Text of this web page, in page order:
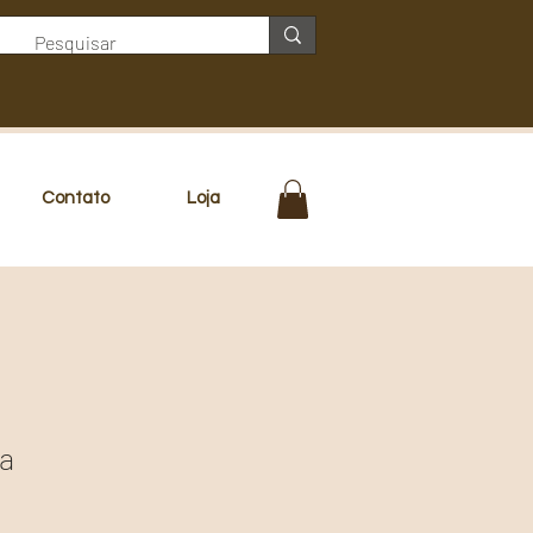
Contato Loja